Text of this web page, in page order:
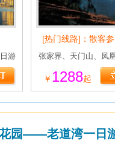
游
[热门线路]：散客参
张家界、天门山、凤
￥ 1288起
园——老道湾一日